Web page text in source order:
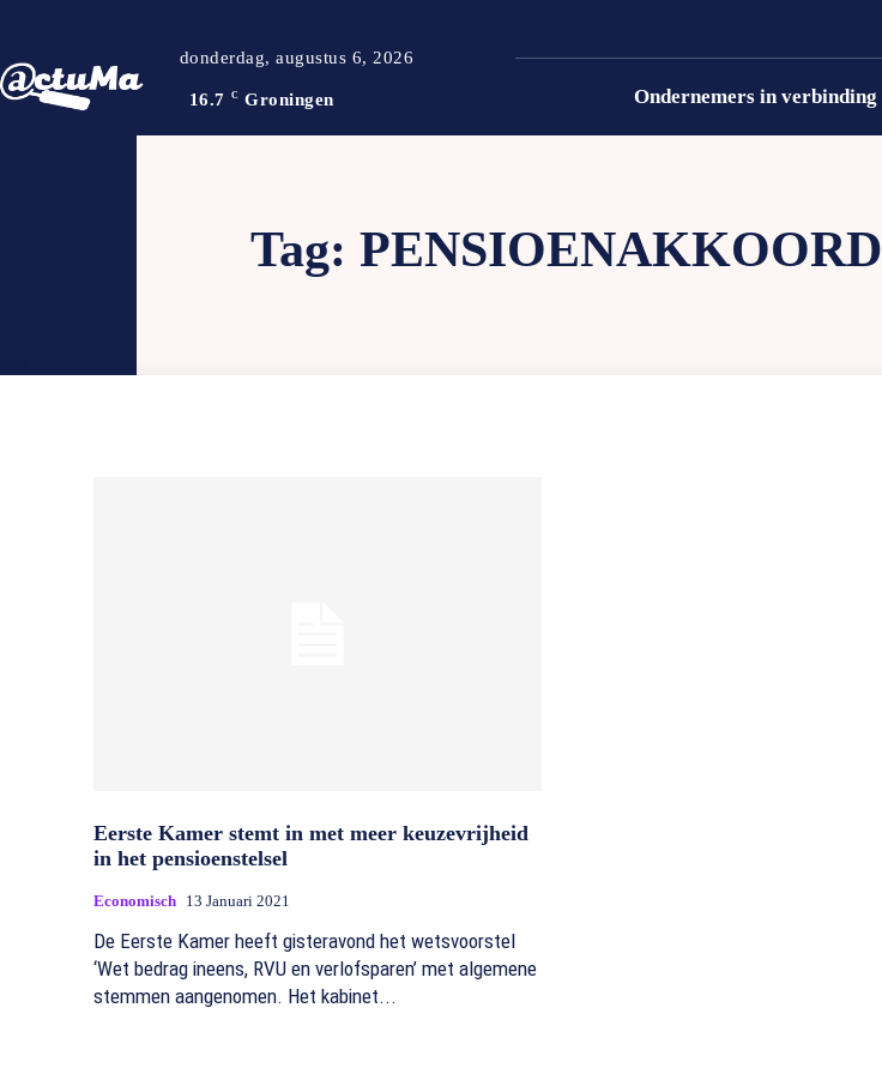
donderdag, augustus 6, 2026
16.7 C Groningen Ondernemers in verbinding
Tag:PENSIOENAKKOORD
Eerste Kamer stemt in met meer keuzevrijheid
in het pensioenstelsel
Economisch 13 Januari 2021
De Eerste Kamer heeft gisteravond het wetsvoorstel
‘Wet bedrag ineens, RVU en verlofsparen’ met algemene
stemmen aangenomen. Het kabinet...